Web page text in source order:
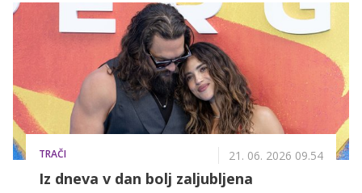
zgodb v svetu slavnih.
TRAČI 21. 06. 2026 09.54
Iz dneva v dan bolj zaljubljena